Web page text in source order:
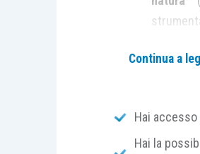
immobili
Continua a
Hai
Hai la